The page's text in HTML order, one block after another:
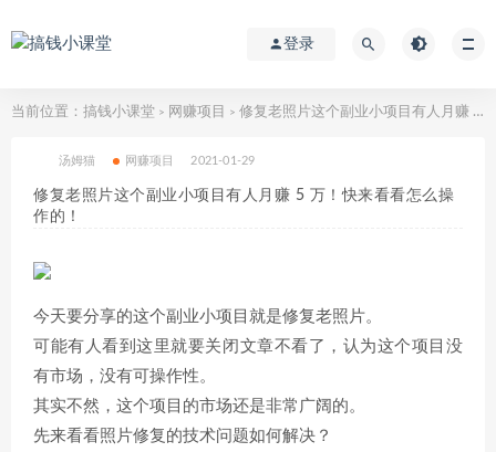
登录
当前位置： 搞钱小课堂 > 网赚项目 > 修复老照片这个副业小项目有人月赚 5 万！快来看看怎么操作的！
汤姆猫 网赚项目 2021-01-29
修复老照片这个副业小项目有人月赚 5 万！快来看看怎么操
作的！
今天要分享的这个副业小项目就是修复老照片。
可能有人看到这里就要关闭文章不看了，认为这个项目没
有市场，没有可操作性。
其实不然，这个项目的市场还是非常广阔的。
先来看看照片修复的技术问题如何解决？